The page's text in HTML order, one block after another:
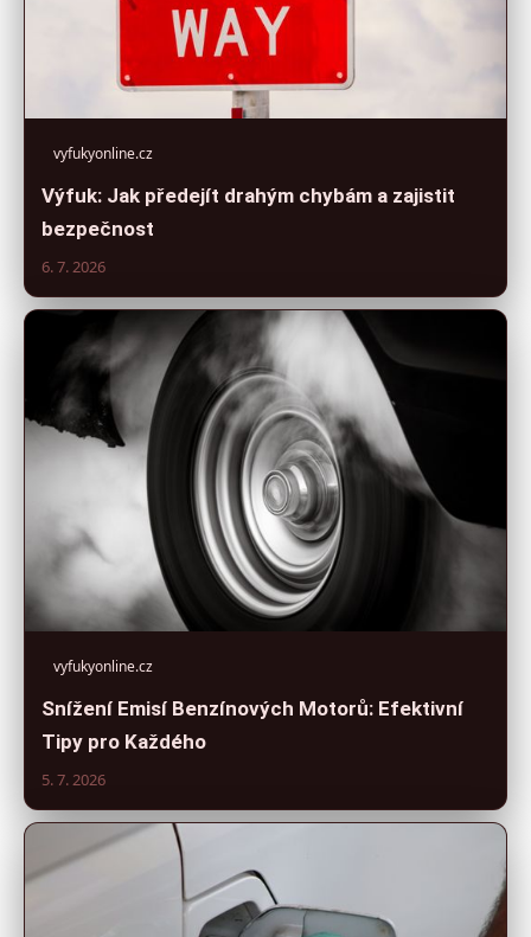
vyfukyonline.cz
Výfuk: Jak předejít drahým chybám a zajistit
bezpečnost
6. 7. 2026
vyfukyonline.cz
Snížení Emisí Benzínových Motorů: Efektivní
Tipy pro Každého
5. 7. 2026